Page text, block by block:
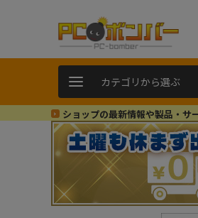
カテゴリから選ぶ
ショップの最新情報や製品・サ